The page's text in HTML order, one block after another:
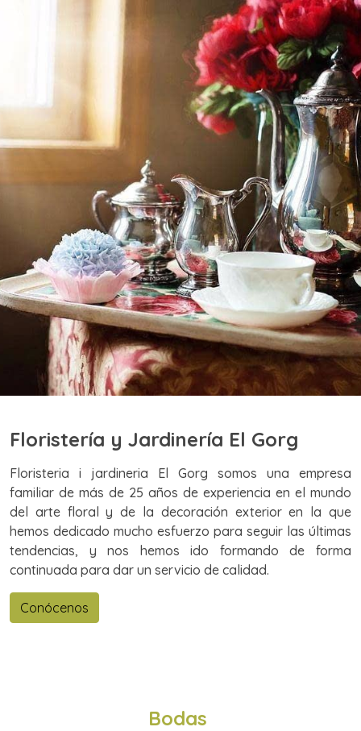
Floristería y Jardinería El Gorg
Floristeria i jardineria El Gorg somos una empresa
familiar de más de 25 años de experiencia en el mundo
del arte floral y de la decoración exterior en la que
hemos dedicado mucho esfuerzo para seguir las últimas
tendencias, y nos hemos ido formando de forma
continuada para dar un servicio de calidad.
Conócenos
Bodas